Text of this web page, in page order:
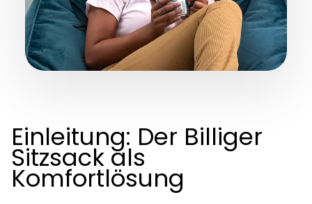
Einleitung: Der Billiger
Sitzsack als
Komfortlösung